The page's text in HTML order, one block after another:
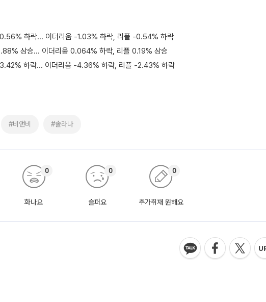
하락... 이더리움 -1.03% 하락, 리플 -0.54% 하락
상승... 이더리움 0.064% 하락, 리플 0.19% 상승
하락... 이더리움 -4.36% 하락, 리플 -2.43% 하락
#비앤비 #솔라나
화나요
0
슬퍼요
0
추가취재 원해요
0